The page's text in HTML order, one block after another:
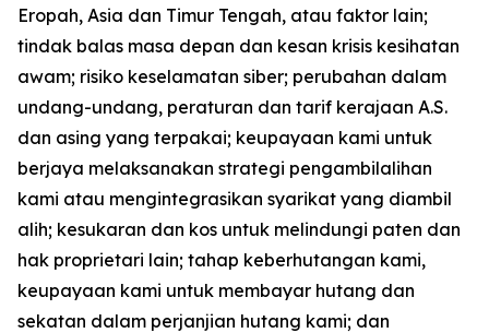
Eropah, Asia dan Timur Tengah, atau faktor lain;
tindak balas masa depan dan kesan krisis kesihatan
awam; risiko keselamatan siber; perubahan dalam
undang-undang, peraturan dan tarif kerajaan A.S.
dan asing yang terpakai; keupayaan kami untuk
berjaya melaksanakan strategi pengambilalihan
kami atau mengintegrasikan syarikat yang diambil
alih; kesukaran dan kos untuk melindungi paten dan
hak proprietari lain; tahap keberhutangan kami,
keupayaan kami untuk membayar hutang dan
sekatan dalam perjanjian hutang kami; dan